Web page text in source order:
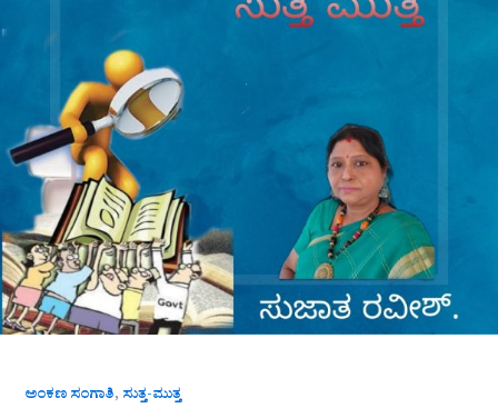
ಅಂಕಣ ಸಂಗಾತಿ, ಸುತ್ತ-ಮುತ್ತ